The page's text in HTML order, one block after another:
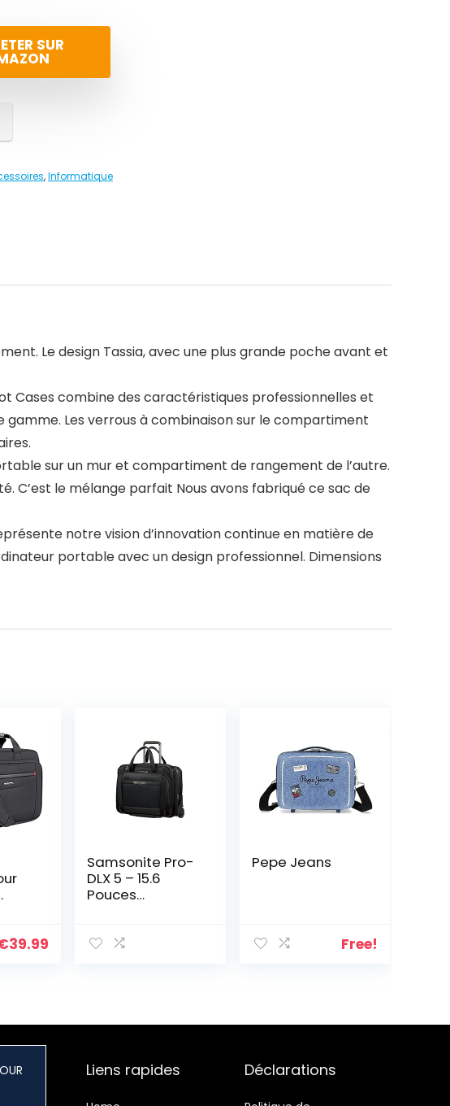
SUR
,Informatique
Le design Tassia, avec une plus grande poche avant et
Cases combine des caractéristiques professionnelles et
Les verrous à combinaison sur le compartiment
sur un mur et compartiment de rangement de l’autre.
C’est le mélange parfait Nous avons fabriqué ce sac de
notre vision d’innovation continue en matière de
portable avec un design professionnel. Dimensions
39.99
Samsonite Pro-
DLX 5 – 15.6
Pouces
Ordinateur
Pepe Jeans
Free!
Liens rapides Déclarations